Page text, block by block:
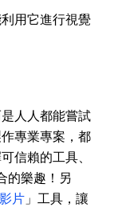
用它進行視覺
人人都能嘗試
專業專案，都
信賴的工具、
的樂趣！另
片 」工具，讓